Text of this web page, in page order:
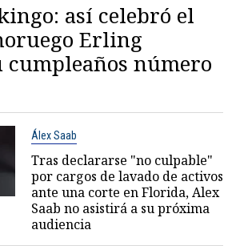
así celebró el
Erling
cumpleaños número
Álex Saab
Tras declararse "no culpable"
por cargos de lavado de activos
ante una corte en Florida, Alex
Saab no asistirá a su próxima
audiencia